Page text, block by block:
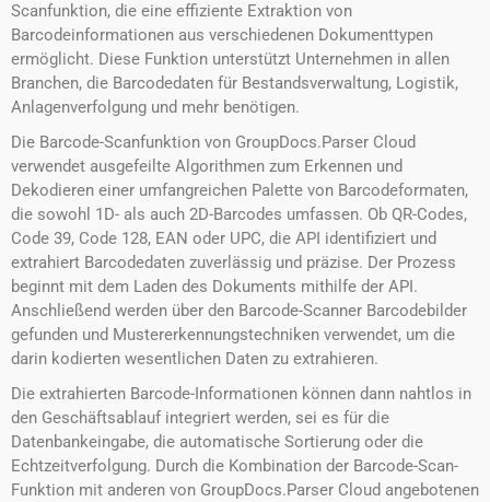
Scanfunktion, die eine effiziente Extraktion von
Barcodeinformationen aus verschiedenen Dokumenttypen
ermöglicht. Diese Funktion unterstützt Unternehmen in allen
Branchen, die Barcodedaten für Bestandsverwaltung, Logistik,
Anlagenverfolgung und mehr benötigen.
Die Barcode-Scanfunktion von GroupDocs.Parser Cloud
verwendet ausgefeilte Algorithmen zum Erkennen und
Dekodieren einer umfangreichen Palette von Barcodeformaten,
die sowohl 1D- als auch 2D-Barcodes umfassen. Ob QR-Codes,
Code 39, Code 128, EAN oder UPC, die API identifiziert und
extrahiert Barcodedaten zuverlässig und präzise. Der Prozess
beginnt mit dem Laden des Dokuments mithilfe der API.
Anschließend werden über den Barcode-Scanner Barcodebilder
gefunden und Mustererkennungstechniken verwendet, um die
darin kodierten wesentlichen Daten zu extrahieren.
Die extrahierten Barcode-Informationen können dann nahtlos in
den Geschäftsablauf integriert werden, sei es für die
Datenbankeingabe, die automatische Sortierung oder die
Echtzeitverfolgung. Durch die Kombination der Barcode-Scan-
Funktion mit anderen von GroupDocs.Parser Cloud angebotenen